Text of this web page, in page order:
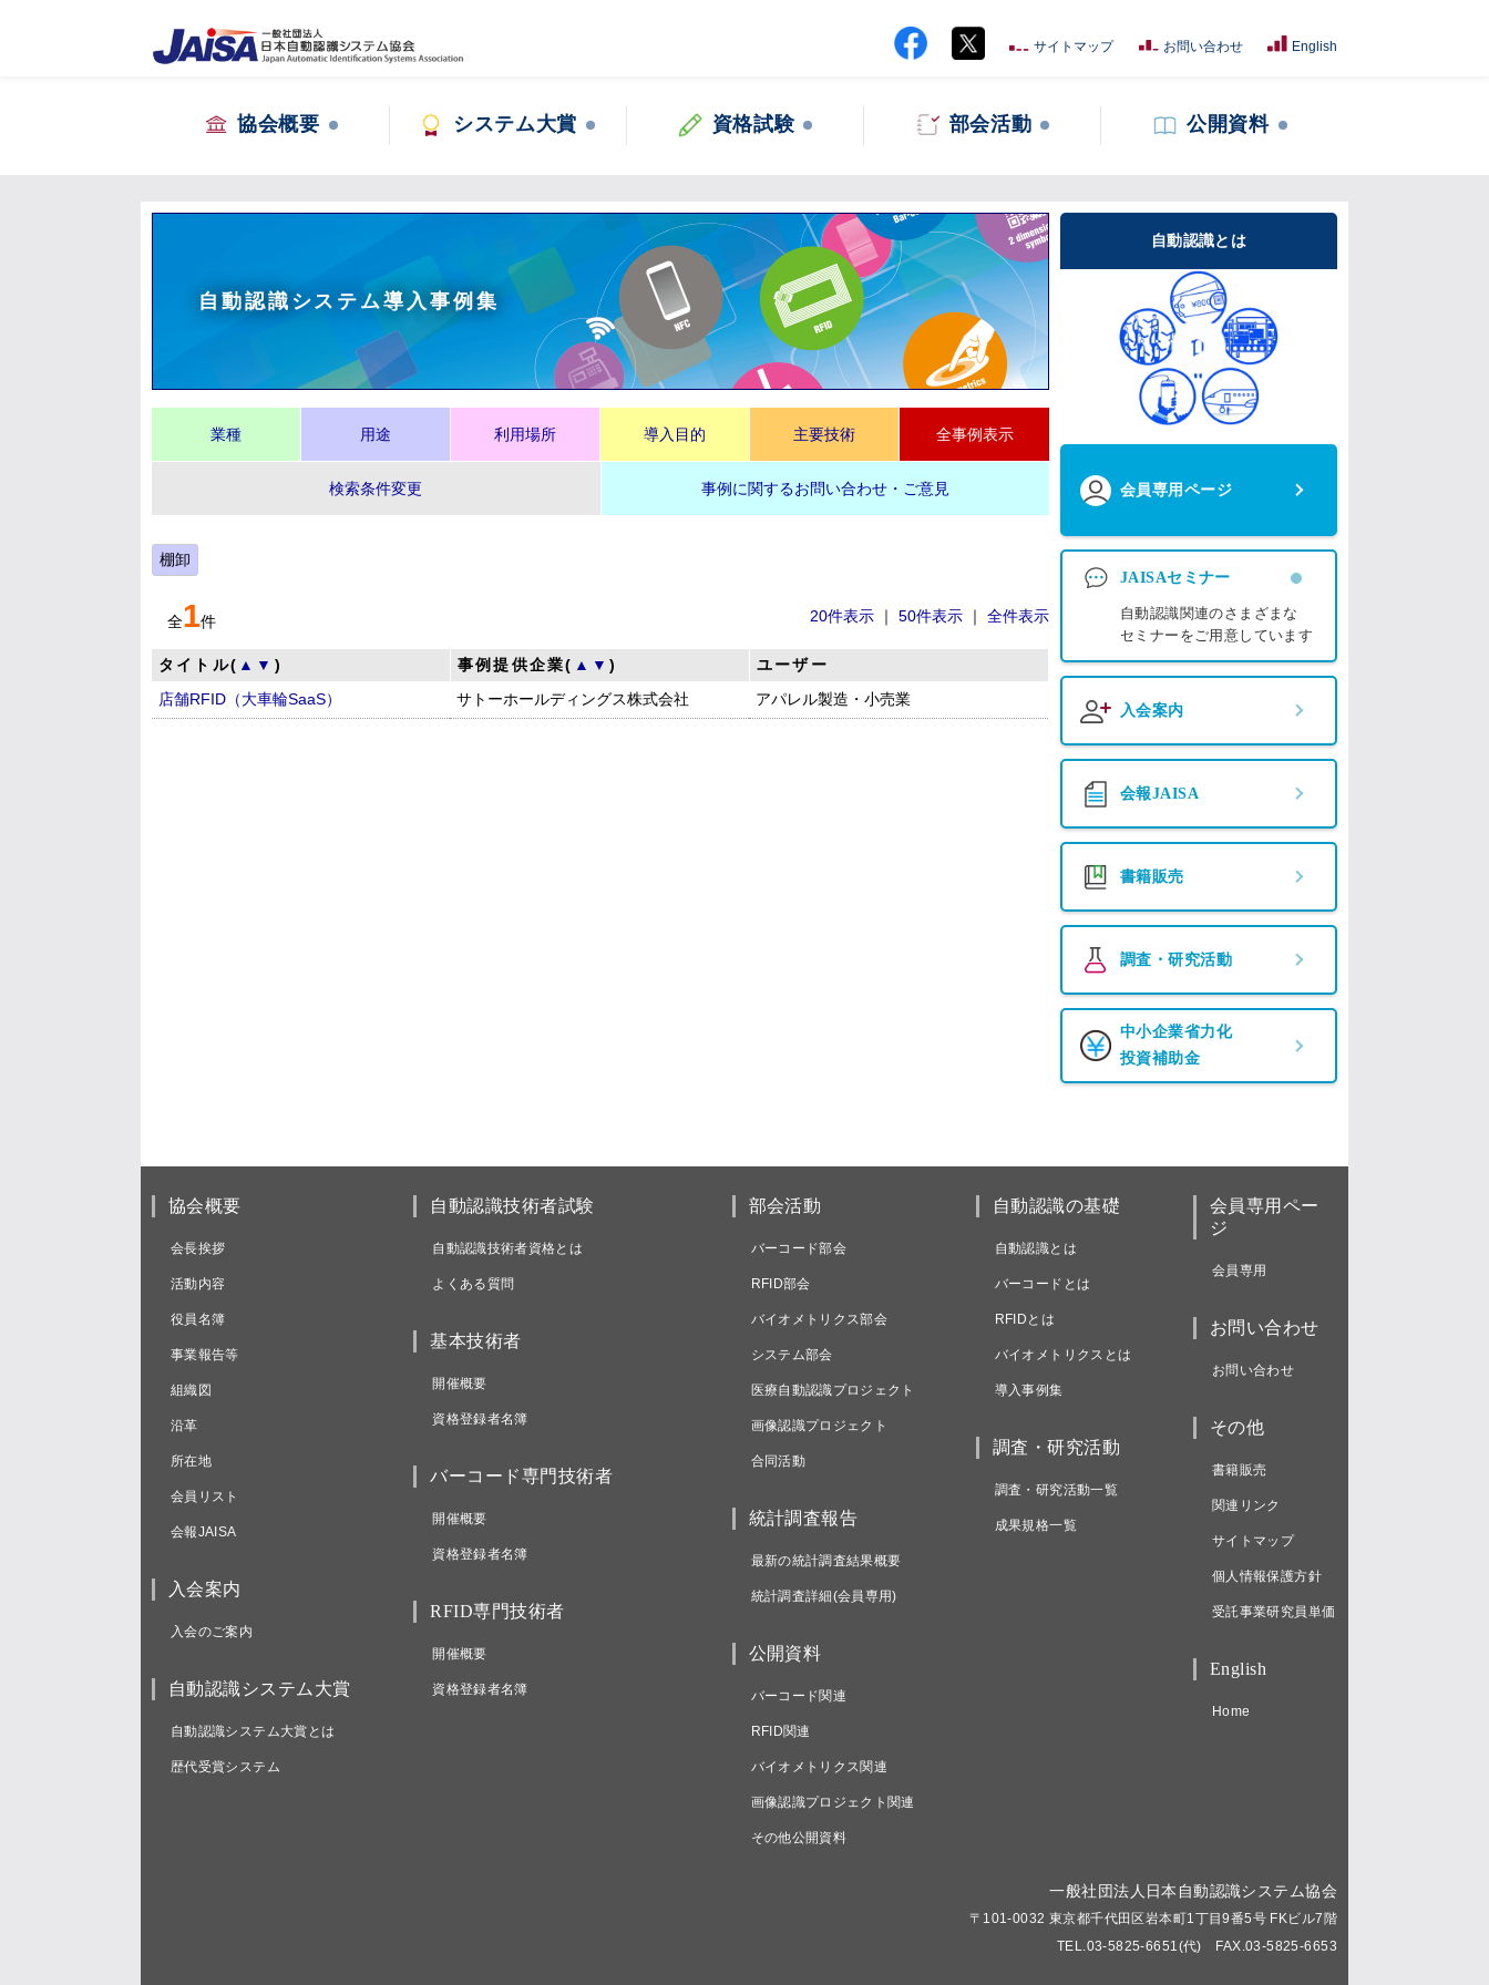
サイトマップ お問い合わせ English
協会概要 システム大賞 資格試験 部会活動 公開資料
自動認識システム導入事例集
業種 用途 利用場所 導入目的 主要技術 全事例表示
検索条件変更 事例に関するお問い合わせ・ご意見
棚卸
全1件 20件表示 ｜ 50件表示 ｜ 全件表示
タイトル( ▲ ▼ ) 事例提供企業( ▲ ▼)
ユーザー
店舗RFID（大車輪SaaS）
サトーホールディングス株式会社 アパレル製造・小売業
自動認識とは
会員専用ページ
JAISAセミナー
自動認識関連のさまざまな
セミナーをご用意しています
入会案内
会報JAISA
書籍販売
調査・研究活動
中小企業省力化
投資補助金
協会概要
会長挨拶
活動内容
役員名簿
事業報告等
組織図
沿革
所在地
会員リスト
会報JAISA
入会案内
入会のご案内
自動認識システム大賞
自動認識システム大賞とは
歴代受賞システム
自動認識技術者試験
自動認識技術者資格とは
よくある質問
基本技術者
開催概要
資格登録者名簿
バーコード専門技術者
開催概要
資格登録者名簿
RFID専門技術者
開催概要
資格登録者名簿
部会活動
バーコード部会
RFID部会
バイオメトリクス部会
システム部会
医療自動認識プロジェクト
画像認識プロジェクト
合同活動
統計調査報告
最新の統計調査結果概要
統計調査詳細(会員専用)
公開資料
バーコード関連
RFID関連
バイオメトリクス関連
画像認識プロジェクト関連
その他公開資料
自動認識の基礎
自動認識とは
バーコードとは
RFIDとは
バイオメトリクスとは
導入事例集
調査・研究活動
調査・研究活動一覧
成果規格一覧
会員専用ペー
ジ
会員専用
お問い合わせ
お問い合わせ
その他
書籍販売
関連リンク
サイトマップ
個人情報保護方針
受託事業研究員単価
English
Home
一般社団法人日本自動認識システム協会
〒101-0032 東京都千代田区岩本町1丁目9番5号 FKビル7階
TEL.03-5825-6651(代) FAX.03-5825-6653